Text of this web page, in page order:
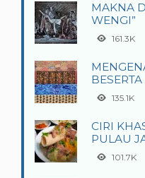
MAKNA
WENGI”
161.3K
135.1K
CIRI
PULAU
101.7K